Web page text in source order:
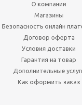
О компании
Магазины
Безопасность онлайн
Договор оферта
Условия доставки
Гарантия на товар
Дополнительные
Как оформить заказ